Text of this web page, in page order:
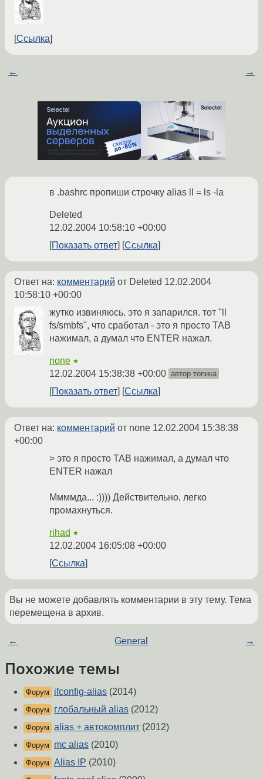
Ссылка
← →
в .bashrc пропиши строчку alias ll = ls -la
Deleted
12.02.2004 10:58:10 +00:00
Показать ответ
Ссылка
Ответ на: комментарий от Deleted 12.02.2004
10:58:10 +00:00
жутко извиняюсь. это я запарился. тот "ll
fs/smbfs", что сработал - это я просто TAB
нажимал, а думал что ENTER нажал.
none ★
12.02.2004 15:38:38 +00:00 автор топика
Показать ответ Ссылка
Ответ на: комментарий от none 12.02.2004 15:38:38
+00:00
> это я просто TAB нажимал, а думал что
ENTER нажал
Ммммда... :)))) Действительно, легко
промахнуться.
rihad ★
12.02.2004 16:05:08 +00:00
Ссылка
Вы не можете добавлять комментарии в эту тему. Тема
перемещена в архив.
← General →
Похожие темы
Форум ifconfig-alias (2014)
Форум глобальный alias (2012)
Форум alias + автокомплит (2012)
Форум mc alias (2010)
Форум Alias IP (2010)